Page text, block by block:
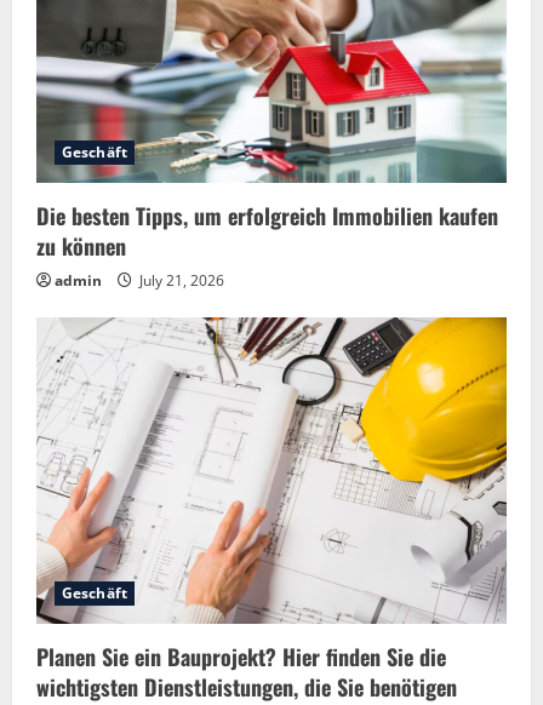
e
a
d
i
n
g
Geschäft
Die besten Tipps, um erfolgreich Immobilien kaufen
zu können
admin July 21, 2026
Geschäft
Planen Sie ein Bauprojekt? Hier finden Sie die
wichtigsten Dienstleistungen, die Sie benötigen